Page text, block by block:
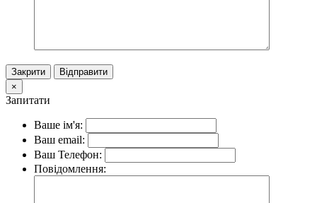
Закрити
Відправити
×
Запитати
Ваше ім'я:
Ваш email:
Ваш Телефон:
Повідомлення: